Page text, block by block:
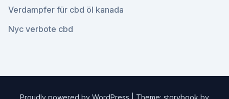
Verdampfer für cbd öl kanada
Nyc verbote cbd
Proudly powered by WordPress Theme: storybook by